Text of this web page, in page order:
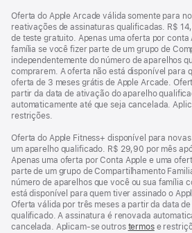
Oferta do Apple Arcade válida somente para
reativações de assinaturas qualificadas. R$
de teste gratuito. Apenas uma oferta por conta
família se você fizer parte de um grupo de
independentemente do número de aparelhos
comprarem. A oferta não está disponível para
oferta de 3 meses grátis de Apple Arcade.
partir da data de ativação do aparelho
automaticamente até que seja cancelada.
restrições.
Oferta do Apple Fitness+ disponível para
um aparelho qualificado. R$ 29,90 por mês
Apenas uma oferta por Conta Apple e uma
parte de um grupo de Compartilhamento
número de aparelhos que você ou sua família
está disponível para quem tiver assinado o
Oferta válida por três meses a partir da data
qualificado. A assinatura é renovada
cancelada. Aplicam-se outros termose